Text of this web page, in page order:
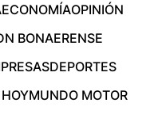
ECONOMÍAOPINIÓN
BONAERENSE
DEPORTES
MUNDO MOTOR